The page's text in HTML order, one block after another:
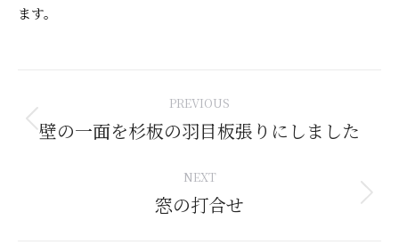
ます。
navigation
PREVIOUS
Previous
壁の一面を杉板の羽目板張りにしました
NEXT
Next
窓の打合せ